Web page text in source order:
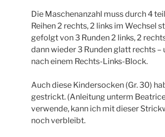
Die Maschenanzahl muss durch 4
Reihen 2 rechts, 2 links im Wechsel
gefolgt von 3 Runden 2 links, 2
dann wieder 3 Runden glatt rechts
nach einem Rechts-Links-Block.
Auch diese Kindersocken (Gr. 30)
gestrickt. (Anleitung unterm
verwende, kann ich mit dieser
noch verbleibt.